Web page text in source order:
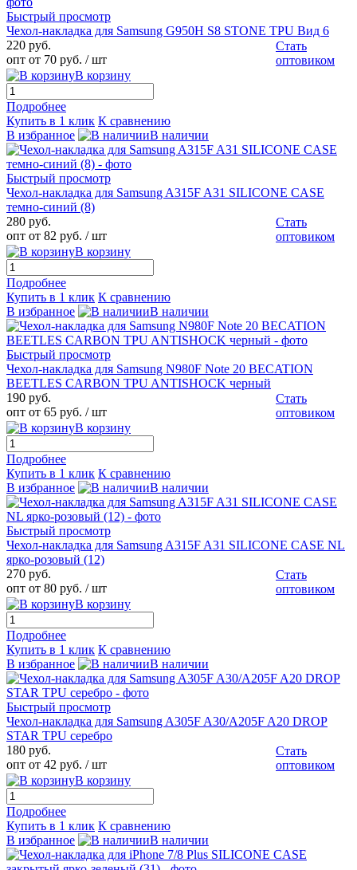
Быстрый просмотр
Чехол-накладка для Samsung G950H S8 STONE TPU Вид 6
220 руб.
опт от 70 руб. / шт
Стать
оптовиком
В корзину
Подробнее
Купить в 1 клик К сравнению
В избранное
В наличии
Быстрый просмотр
Чехол-накладка для Samsung A315F A31 SILICONE CASE
темно-синий (8)
280 руб.
опт от 82 руб. / шт
Стать
оптовиком
В корзину
Подробнее
Купить в 1 клик К сравнению
В избранное
В наличии
Быстрый просмотр
Чехол-накладка для Samsung N980F Note 20 BECATION
BEETLES CARBON TPU ANTISHOCK черный
190 руб.
опт от 65 руб. / шт
Стать
оптовиком
В корзину
Подробнее
Купить в 1 клик К сравнению
В избранное
В наличии
Быстрый просмотр
Чехол-накладка для Samsung A315F A31 SILICONE CASE NL
ярко-розовый (12)
270 руб.
опт от 80 руб. / шт
Стать
оптовиком
В корзину
Подробнее
Купить в 1 клик К сравнению
В избранное
В наличии
Быстрый просмотр
Чехол-накладка для Samsung A305F A30/A205F A20 DROP
STAR TPU серебро
180 руб.
опт от 42 руб. / шт
Стать
оптовиком
В корзину
Подробнее
Купить в 1 клик К сравнению
В избранное
В наличии